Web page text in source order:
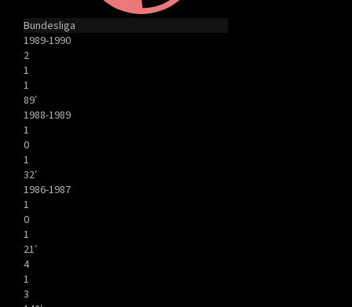
Bundesliga
1989-1990
2
1
1
89′
1988-1989
1
0
1
32′
1986-1987
1
0
1
21′
4
1
3